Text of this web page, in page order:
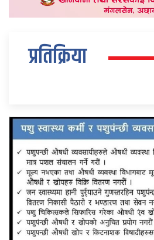
प्रतिक्रिया